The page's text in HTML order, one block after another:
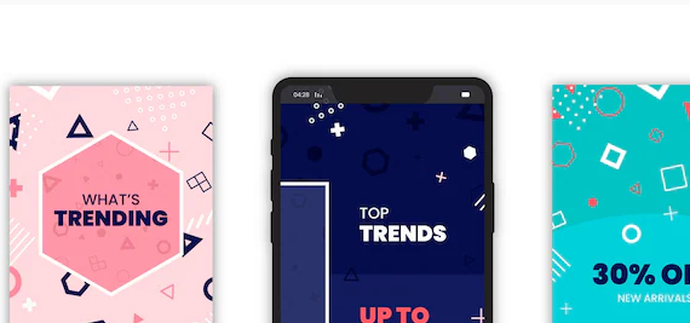
Креативная платформа для создания
ваших лучших работ. Более 1 миллиона
подписчиков среди креаторов,
предприятий, агентств и студий.
Pусский
Продукция
Spaces
ИИ-помощник
Генератор
ИИ
Начать
Academy
Документация по
Пакету ИИ
Служба
поддержки
Условия и